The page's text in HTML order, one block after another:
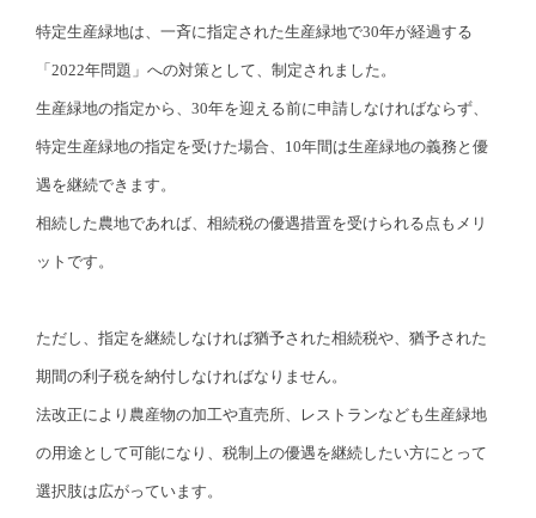
特定生産緑地は、一斉に指定された生産緑地で30年が経過する
「2022年問題」への対策として、制定されました。
生産緑地の指定から、30年を迎える前に申請しなければならず、
特定生産緑地の指定を受けた場合、10年間は生産緑地の義務と優
遇を継続できます。
相続した農地であれば、相続税の優遇措置を受けられる点もメリ
ットです。
ただし、指定を継続しなければ猶予された相続税や、猶予された
期間の利子税を納付しなければなりません。
法改正により農産物の加工や直売所、レストランなども生産緑地
の用途として可能になり、税制上の優遇を継続したい方にとって
選択肢は広がっています。